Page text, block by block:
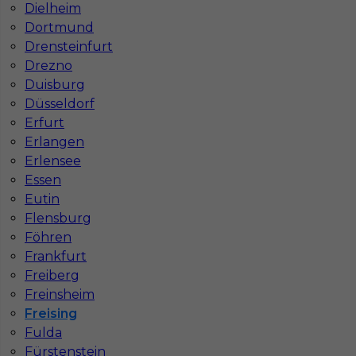
Dielheim
Dortmund
Drensteinfurt
Drezno
Duisburg
Düsseldorf
Erfurt
Erlangen
Erlensee
Essen
Eutin
Flensburg
Föhren
Frankfurt
Freiberg
Freinsheim
Freising
Fulda
Fürstenstein
Mapa ofert pracy
Informacje w sprawie pracy
Telefon:793-577-977
Dane firmy